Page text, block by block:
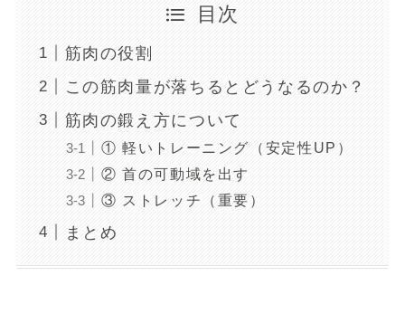
目次
筋肉の役割
この筋肉量が落ちるとどうなるのか？
筋肉の鍛え方について
① 軽いトレーニング（安定性UP）
② 首の可動域を出す
③ ストレッチ（重要）
まとめ